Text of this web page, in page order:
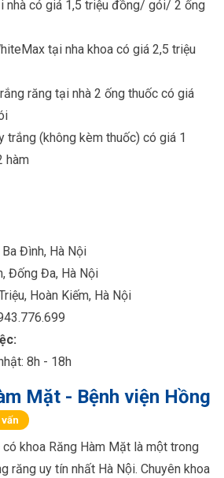
nhà có giá 1,5 triệu đồng/ gói/ 2 ống
tại nha khoa có giá 2,5 triệu
răng tại nhà 2 ống thuốc có giá
trắng (không kèm thuốc) có giá 1
hàm
Đình, Hà Nội
Đống Đa, Hà Nội
Hoàn Kiếm, Hà Nội
8h - 18h
Mặt - Bệnh viện Hồng
có khoa Răng Hàm Mặt là một trong
răng uy tín nhất Hà Nội. Chuyên khoa